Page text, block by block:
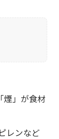
煙」が食材
レンなど